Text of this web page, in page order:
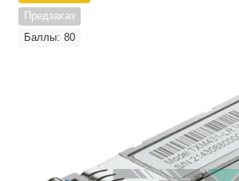
Предзаказ
Баллы: 80